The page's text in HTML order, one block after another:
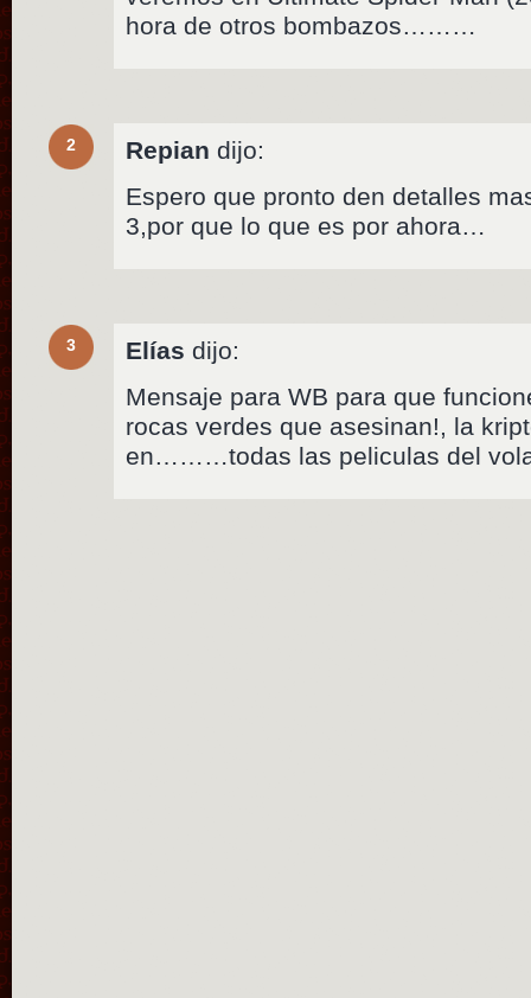
hora de otros bombazos………
2 Repian dijo:
Espero que pronto den detalles
3,por que lo que es por ahora…
3 Elías dijo:
Mensaje para WB para que
rocas verdes que asesinan!, la
en………todas las peliculas del